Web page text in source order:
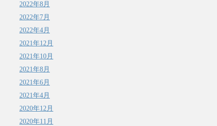
2022年8月
2022年7月
2022年4月
2021年12月
2021年10月
2021年8月
2021年6月
2021年4月
2020年12月
2020年11月